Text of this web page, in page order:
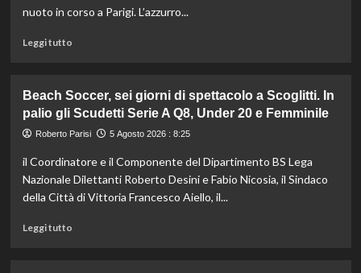
europeo
nuoto in corso a Parigi. L’azzurro...
Leggi tuttoLeggi
Paltrinieri
di
bronzo
5
km
di
Beach Soccer, sei giorni di spettacolo a Scoglitti. In
palio gli Scudetti Serie A Q8, Under 20 e Femminile
Roberto Parisi 5 Agosto 2026 : 8:25
il Coordinatore e il Componente del Dipartimento BS Lega
Nazionale Dilettanti Roberto Desini e Fabio Nicosia, il Sindaco
della Città di Vittoria Francesco Aiello, il...
Leggi tuttoLeggi